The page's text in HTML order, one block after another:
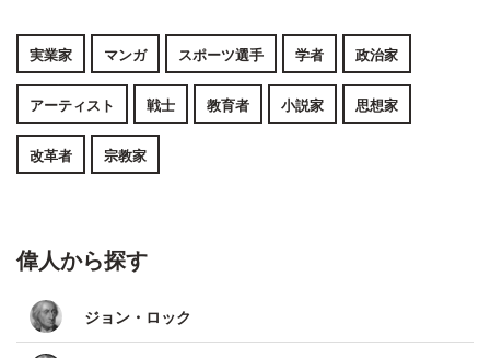
実業家 マンガ スポーツ選手 学者 政治家
アーティスト 戦士 教育者 小説家 思想家
改革者 宗教家
偉人から探す
ジョン・ロック